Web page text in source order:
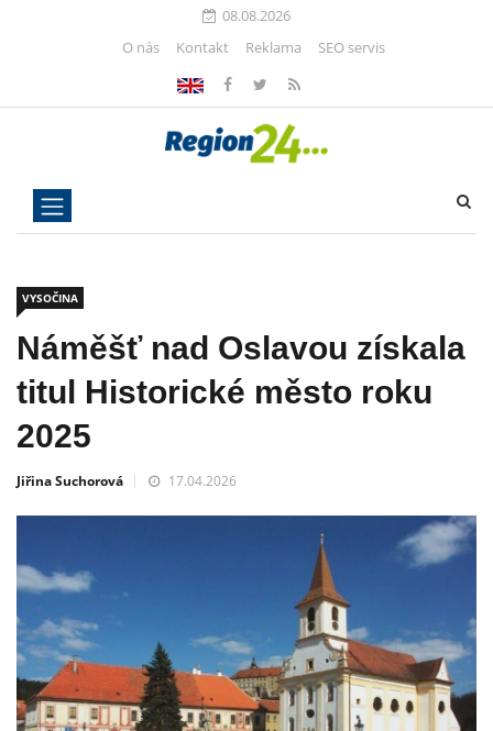
08.08.2026
O nás
Kontakt Reklama SEO servis
VYSOČINA
Náměšť nad Oslavou získala
titul Historické město roku
2025
Jiřina Suchorová 17.04.2026